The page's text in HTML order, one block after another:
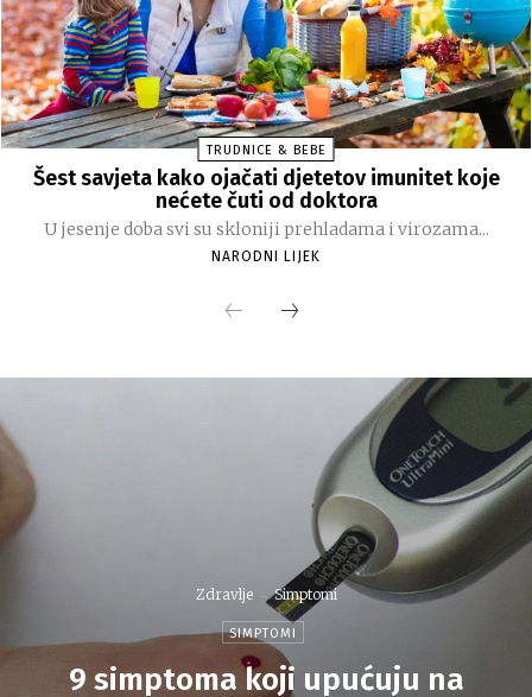
TRUDNICE & BEBE
Šest savjeta kako ojačati djetetov imunitet koje
nećete čuti od doktora
U jesenje doba svi su skloniji prehladama i virozama...
NARODNI LIJEK